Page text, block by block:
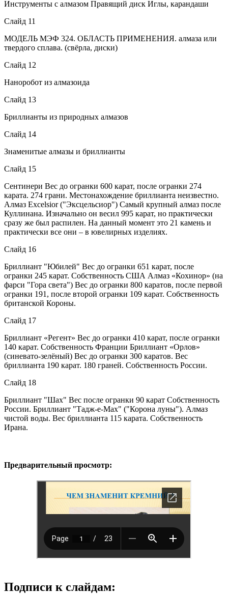
Инструменты с алмазом Правящий диск Иглы, карандаши
Слайд 11
МОДЕЛЬ МЭФ 324. ОБЛАСТЬ ПРИМЕНЕНИЯ. алмаза или
твердого сплава. (свёрла, диски)
Слайд 12
Наноробот из алмазоида
Слайд 13
Бриллианты из природных алмазов
Слайд 14
Знаменитые алмазы и бриллианты
Слайд 15
Сентинери Вес до огранки 600 карат, после огранки 274
карата. 274 грани. Местонахождение бриллианта неизвестно.
Алмаз Excelsior ("Эксцельсиор") Самый крупный алмаз после
Куллинана. Изначально он весил 995 карат, но практически
сразу же был распилен. На данный момент это 21 камень и
практически все они – в ювелирных изделиях.
Слайд 16
Бриллиант "Юбилей" Вес до огранки 651 карат, после
огранки 245 карат. Собственность США Алмаз «Кохинор» (на
фарси "Гора света") Вес до огранки 800 каратов, после первой
огранки 191, после второй огранки 109 карат. Собственность
британской Короны.
Слайд 17
Бриллиант «Регент» Вес до огранки 410 карат, после огранки
140 карат. Собственность Франции Бриллиант «Орлов»
(синевато-зелёный) Вес до огранки 300 каратов. Вес
бриллианта 190 карат. 180 граней. Собственность России.
Слайд 18
Бриллиант "Шах" Вес после огранки 90 карат Собственность
России. Бриллиант "Тадж-е-Мах" ("Корона луны"). Алмаз
чистой воды. Вес бриллианта 115 карата. Собственность
Ирана.
Предварительный просмотр:
Подписи к слайдам: